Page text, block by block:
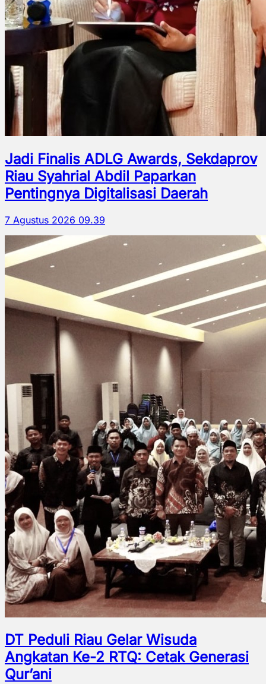
Jadi Finalis ADLG Awards, Sekdaprov
Riau Syahrial Abdil Paparkan
Pentingnya Digitalisasi Daerah
7 Agustus 2026 09.39
DT Peduli Riau Gelar Wisuda
Angkatan Ke-2 RTQ: Cetak Generasi
Qur’ani